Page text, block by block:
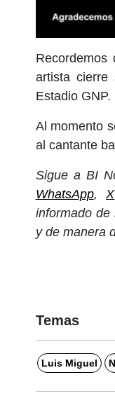
artista
Estadio GNP.
Al momento
al cantante
Sigue a BI
WhatsApp,X
informado de
y de manera
Temas
Luis Miguel